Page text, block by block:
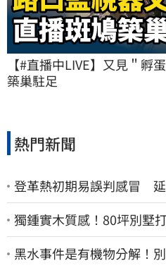
【#直播中LIVE】又見＂孵
築巢駐足
熱門新聞
登革熱初期易誤判感冒
獨鍾實木質感！80坪別墅
黑水事件是有機物分解！